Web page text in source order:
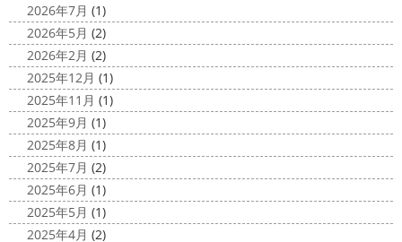
なりどんどん暖かくなってきましたね
先日は娘の美容院
に行ってきました
腰まで頑張って伸ばした髪の毛をバッ
サリ切りたいとの事だったで数年ぶりの美容院に
30セン
チほど切る ...
は真冬の寒さとなりましたがいかがお過ごしですか？
先
日は都内の夜桜を観に行きました
例年よりも大分寒いお
2020/11/30
Bali
＊湘南の外壁塗装専門店＊
こんにちは!! 今日はバリショットを少しだ
け
南国 ウルワツ
海パンで海に入
れるって最高ですね
だまだ普通にバリに行く事は難しいですが、早く自由に海
外に行けるようになりますように…
2020/11/26
海散歩
＊湘南の外壁塗装専門店＊
こんにちわ☼ 最近はグッと気温が下がり
2026年7月 (1)
2026年5月 (2)
2026年2月 (2)
2025年12月 (1)
2025年11月 (1)
2025年9月 (1)
2025年8月 (1)
2025年7月 (2)
2025年6月 (1)
2025年5月 (1)
2025年4月 (2)